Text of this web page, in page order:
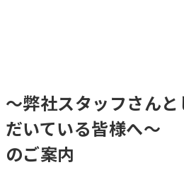
～弊社スタッフさん
だいている皆様
のご案内